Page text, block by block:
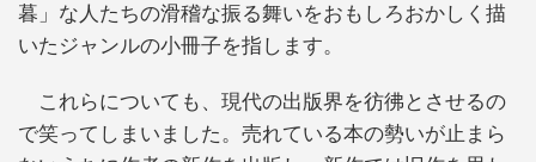
暮」な人たちの滑稽な振る舞いをおもしろおかしく描
いたジャンルの小冊子を指します。
これらについても、現代の出版界を彷彿とさせるの
で笑ってしまいました。売れている本の勢いが止まら